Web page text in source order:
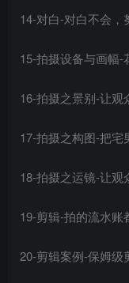
14-对白-对白不会，
15-拍摄设备与画幅
16-拍摄之景别-让
17-拍摄之构图-把
18-拍摄之运镜-让
19-剪辑-拍的流水
20-剪辑案例-保姆级